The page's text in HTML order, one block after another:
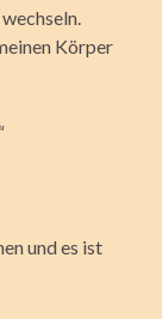
Körper
und es ist